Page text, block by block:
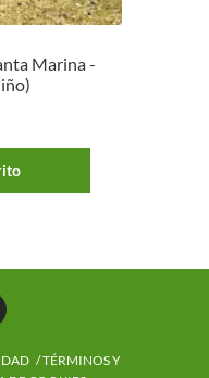
Marina -
/ TÉRMINOS Y